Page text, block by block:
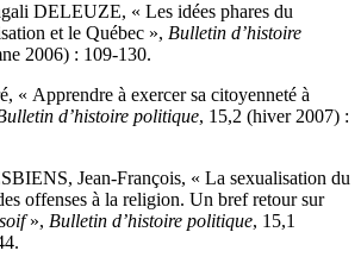
DELEUZE, « Les idées phares du
et le Québec », Bulletin d’histoire
2006) : 109-130.
« Apprendre à exercer sa citoyenneté à
d’histoire politique, 15,2 (hiver 2007) :
Jean-François, « La sexualisation du
offenses à la religion. Un bref retour sur
», Bulletin d’histoire politique, 15,1